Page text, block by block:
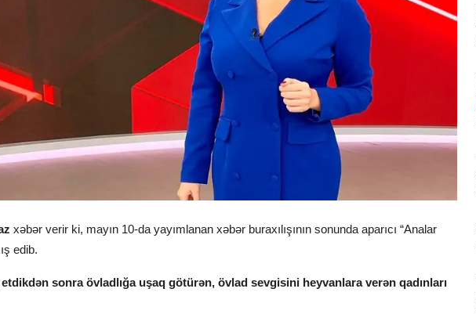
xəbər verir ki, mayın 10-da yayımlanan xəbər buraxılışının sonunda aparıcı “Analar
edib.
sonra övladlığa uşaq götürən, övlad sevgisini heyvanlara verən qadınları